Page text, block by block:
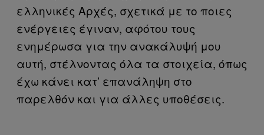
ελληνικές Αρχές, σχετικά με το ποιες
ενέργειες έγιναν, αφότου τους
ενημέρωσα για την ανακάλυψή μου
αυτή, στέλνοντας όλα τα στοιχεία, όπως
έχω κάνει κατ’ επανάληψη στο
παρελθόν και για άλλες υποθέσεις.